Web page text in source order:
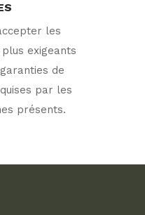
les
exigeants
de
par les
présents.